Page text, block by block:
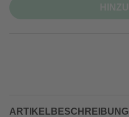
ARTIKELBESCHREIBUNG